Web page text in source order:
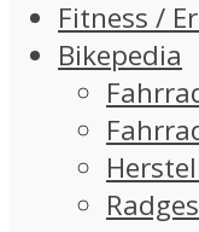
Fitness /
Bikepedia